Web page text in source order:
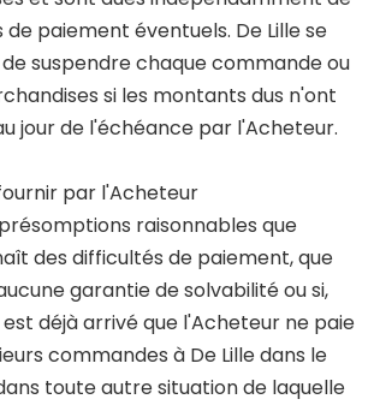
de paiement éventuels. De Lille se
suspendre chaque commande ou
si les montants dus n'ont
jour de l'échéance par l'Acheteur.
par l'Acheteur
présomptions raisonnables que
des difficultés de paiement, que
garantie de solvabilité ou si,
est déjà arrivé que l'Acheteur ne paie
commandes à De Lille dans le
toute autre situation de laquelle